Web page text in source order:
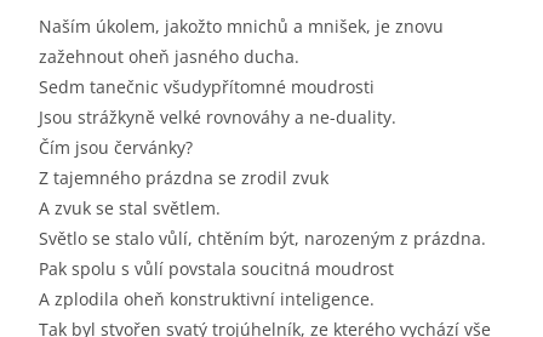
Naším úkolem, jakožto mnichů a mnišek, je znovu
zažehnout oheň jasného ducha.
Sedm tanečnic všudypřítomné moudrosti
Jsou strážkyně velké rovnováhy a ne-duality.
Čím jsou červánky?
Z tajemného prázdna se zrodil zvuk
A zvuk se stal světlem.
Světlo se stalo vůlí, chtěním být, narozeným z prázdna.
Pak spolu s vůlí povstala soucitná moudrost
A zplodila oheň konstruktivní inteligence.
Tak byl stvořen svatý trojúhelník, ze kterého vychází vše